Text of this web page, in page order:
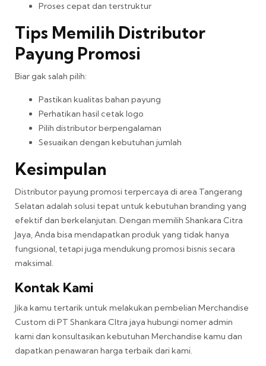
Proses cepat dan terstruktur
Tips Memilih Distributor
Payung Promosi
Biar gak salah pilih:
Pastikan kualitas bahan payung
Perhatikan hasil cetak logo
Pilih distributor berpengalaman
Sesuaikan dengan kebutuhan jumlah
Kesimpulan
Distributor payung promosi terpercaya di area Tangerang
Selatan adalah solusi tepat untuk kebutuhan branding yang
efektif dan berkelanjutan. Dengan memilih Shankara Citra
Jaya, Anda bisa mendapatkan produk yang tidak hanya
fungsional, tetapi juga mendukung promosi bisnis secara
maksimal.
Kontak Kami
Jika kamu tertarik untuk melakukan pembelian Merchandise
Custom di PT Shankara CItra jaya hubungi nomer admin
kami dan konsultasikan kebutuhan Merchandise kamu dan
dapatkan penawaran harga terbaik dari kami.